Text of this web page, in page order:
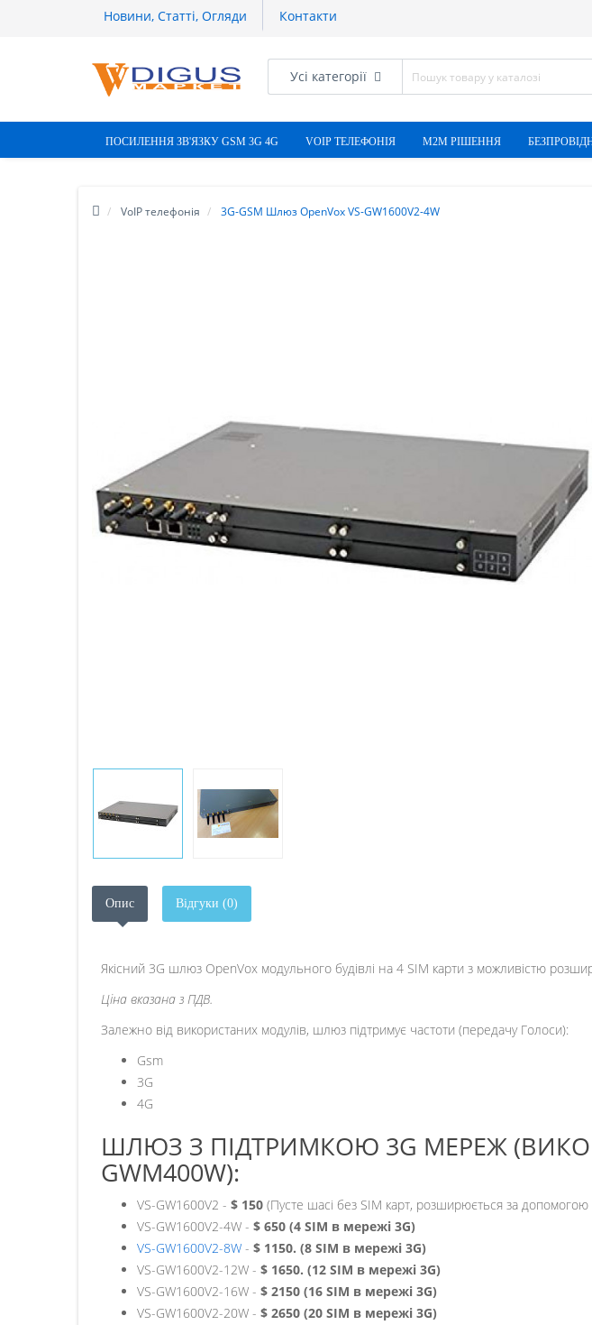
Новини, Статті, Огляди Контакти
Усі категорії
ПОСИЛЕННЯ ЗВ'ЯЗКУ GSM 3G 4G VOIP ТЕЛЕФОНІЯ М2М РІШЕННЯ
VoIP телефонія 3G-GSM Шлюз OpenVox VS-GW1600V2-4W
Опис Відгуки (0)
Якісний 3G шлюз OpenVox модульного будівлі на 4 SIM карти з можливістю
Ціна вказана з ПДВ.
Залежно від використаних модулів, шлюз підтримує частоти (передачу Голоси):
Gsm
3G
4G
ШЛЮЗ З ПІДТРИМКОЮ 3G МЕРЕЖ
GWM400W):
VS-GW1600V2 - $ 150 (Пусте шасі без SIM карт, розширюється за допомогою
VS-GW1600V2-4W - $ 650 (4 SIM в мережі 3G)
VS-GW1600V2-8W - $ 1150. (8 SIM в мережі 3G)
VS-GW1600V2-12W - $ 1650. (12 SIM в мережі 3G)
VS-GW1600V2-16W - $ 2150 (16 SIM в мережі 3G)
VS-GW1600V2-20W - $ 2650 (20 SIM в мережі 3G)